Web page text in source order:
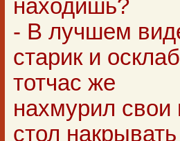
находишь?
- В лучшем
старик и
тотчас же
нахмурил свои
стол